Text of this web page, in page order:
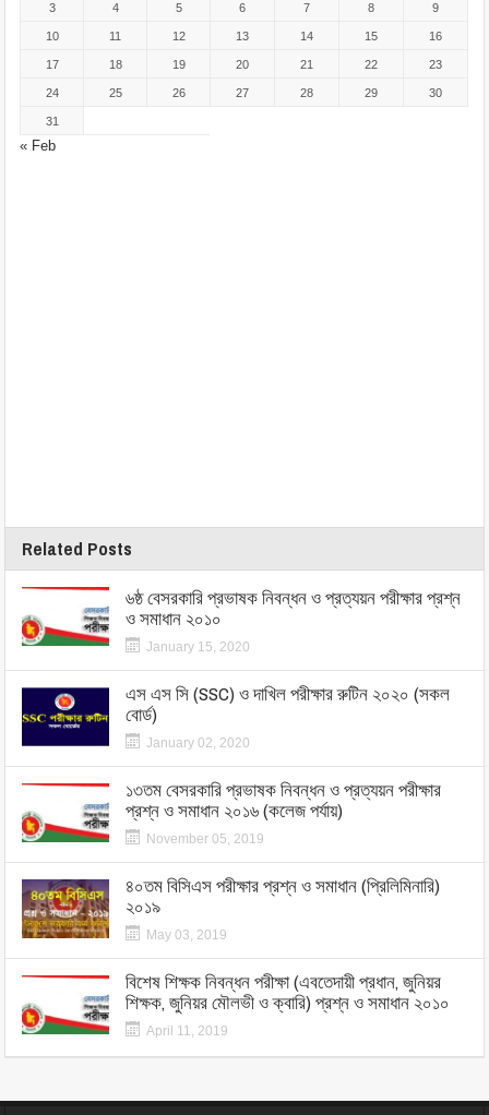
« Feb
3 4 5 6 7 8 9
10 11 12 13 14 15 16
17 18 19 20 21 22 23
24 25 26 27 28 29 30
31
Related Posts
৬ষ্ঠ বেসরকারি প্রভাষক নিবন্ধন ও প্রত্যয়ন পরীক্ষার প্রশ্ন
ও সমাধান ২০১০
January 15, 2020
এস এস সি (SSC) ও দাখিল পরীক্ষার রুটিন ২০২০ (সকল
বোর্ড)
January 02, 2020
১৩তম বেসরকারি প্রভাষক নিবন্ধন ও প্রত্যয়ন পরীক্ষার
প্রশ্ন ও সমাধান ২০১৬ (কলেজ পর্যায়)
November 05, 2019
৪০তম বিসিএস পরীক্ষার প্রশ্ন ও সমাধান (প্রিলিমিনারি)
২০১৯
May 03, 2019
বিশেষ শিক্ষক নিবন্ধন পরীক্ষা (এবতেদায়ী প্রধান, জুনিয়র
শিক্ষক, জুনিয়র মৌলভী ও ক্বারি) প্রশ্ন ও সমাধান ২০১০
April 11, 2019